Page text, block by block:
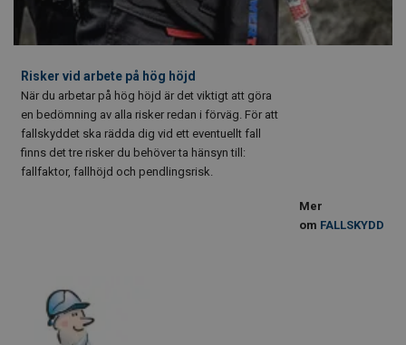
Risker vid arbete på hög höjd
När du arbetar på hög höjd är det viktigt att göra
en bedömning av alla risker redan i förväg. För att
fallskyddet ska rädda dig vid ett eventuellt fall
finns det tre risker du behöver ta hänsyn till:
fallfaktor, fallhöjd och pendlingsrisk.
Mer
om FALLSKYDD